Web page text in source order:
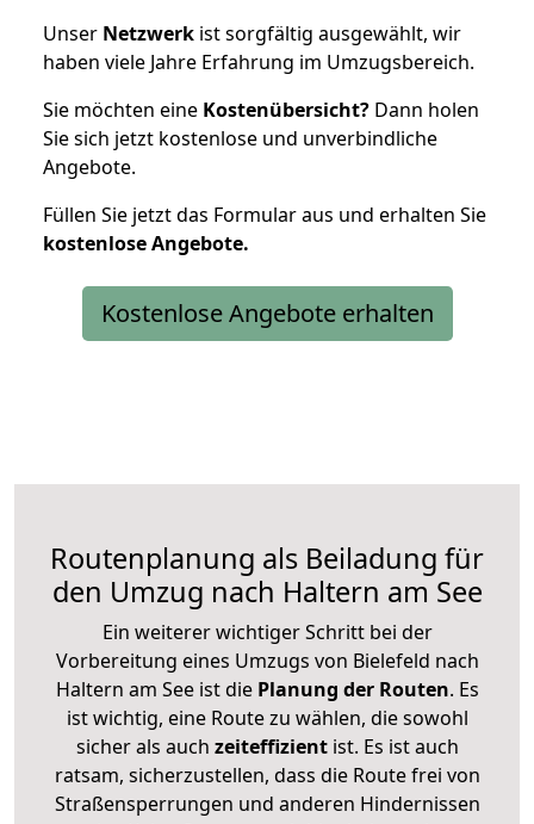
Unser Netzwerk ist sorgfältig ausgewählt, wir
haben viele Jahre Erfahrung im Umzugsbereich.
Sie möchten eine Kostenübersicht? Dann holen
Sie sich jetzt kostenlose und unverbindliche
Angebote.
Füllen Sie jetzt das Formular aus und erhalten Sie
kostenloseAngebote.
Kostenlose Angebote erhalten
Routenplanung als Beiladung für
den Umzug nach Haltern am See
Ein weiterer wichtiger Schritt bei der
Vorbereitung eines Umzugs von Bielefeld nach
Haltern am See ist diePlanung der Routen. Es
ist wichtig, eine Route zu wählen, die sowohl
sicher als auch zeiteffizientist. Es ist auch
ratsam, sicherzustellen, dass die Route frei von
Straßensperrungen und anderen Hindernissen